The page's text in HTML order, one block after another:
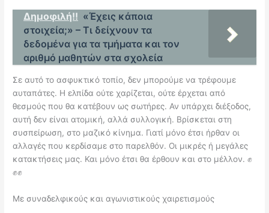
Δημοφιλή!! «Έχεις κάποια
στοιχεία;» – Τι δείχνουν τα
δεδομένα για τα τμήματα και τον
αριθμό μαθητών στα σχολεία
Σε αυτό το ασφυκτικό τοπίο, δεν μπορούμε να τρέφουμε
αυταπάτες. Η ελπίδα ούτε χαρίζεται, ούτε έρχεται από
θεσμούς που θα κατέβουν ως σωτήρες. Αν υπάρχει διέξοδος,
αυτή δεν είναι ατομική, αλλά συλλογική. Βρίσκεται στη
συσπείρωση, στο μαζικό κίνημα. Γιατί μόνο έτσι ήρθαν οι
αλλαγές που κερδίσαμε στο παρελθόν. Οι μικρές ή μεγάλες
κατακτήσεις μας. Και μόνο έτσι θα έρθουν και στο μέλλον. ✊
✊✊
Με συναδελφικούς και αγωνιστικούς χαιρετισμούς